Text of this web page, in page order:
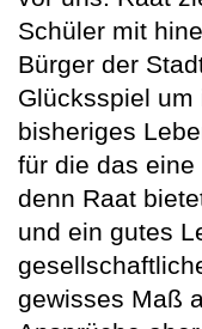
Schüler mit
Bürger der
Glücksspiel um
bisheriges
für die das eine
denn Raat
und ein gutes
gewisses Maß